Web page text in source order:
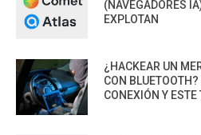
(NAVEGADORES
EXPLOTAN
¿HACKEAR UN
CON
CONEXIÓN Y ESTE